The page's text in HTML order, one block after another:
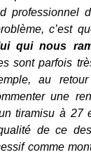
professionnel
c’est
qui nous
sont parfois
au
une
tiramisu à 27
de ce
comme